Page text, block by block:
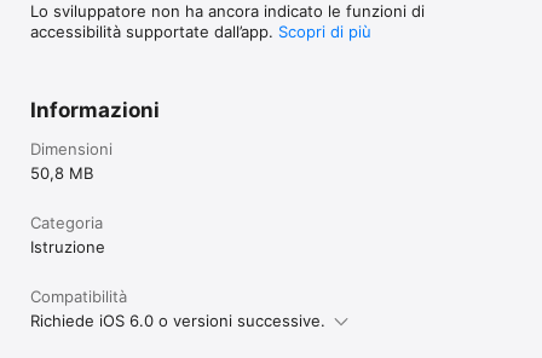
Lo sviluppatore non ha ancora indicato le funzioni di
accessibilità supportate dall’app. Scopri di più
Informazioni
Dimensioni
50,8 MB
Categoria
Istruzione
Compatibilità
Richiede iOS 6.0 o versioni successive.